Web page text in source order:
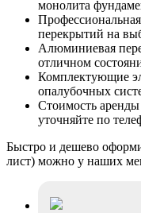
монолита
перекрытий на
Алюминиевая
отличном
Комплектующие
опалубочных
Стоимость аренды
уточняйте по
Быстро и дешево
лист) можно у наших